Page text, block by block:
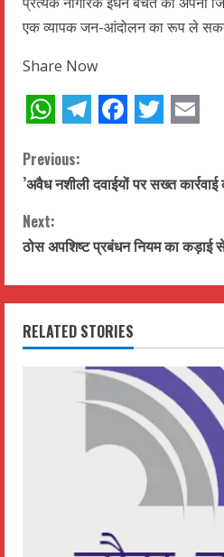
एक व्यापक जन-आंदोलन का रूप ले
Share Now
WhatsApp
Telegram
Facebook
Twitter
Email
C
o
n
t
i
n
Previous:
’अवैध नशीली दवाईयों पर सख्त कार्रवाई
Next:
ठोस अपशिष्ट प्रबंधन नियम का कड़ाई
RELATED STORIES